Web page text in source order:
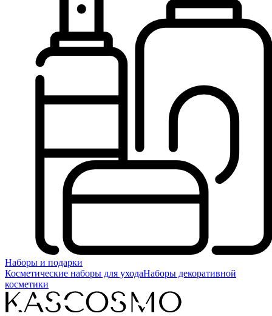
Наборы и подарки
Косметические наборы для уходаНаборы декоративной
косметики